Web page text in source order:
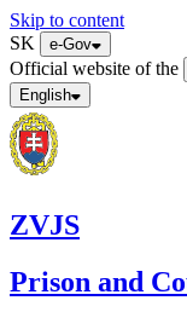
Skip to content
SK
e-Gov
Official website of the
English
ZVJS
Prison and